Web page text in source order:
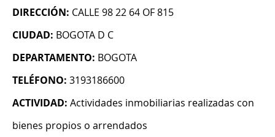
DIRECCIÓN: CALLE 98 22 64 OF 815
CIUDAD: BOGOTA D C
DEPARTAMENTO: BOGOTA
TELÉFONO: 3193186600
ACTIVIDAD: Actividades inmobiliarias realizadas con
bienes propios o arrendados